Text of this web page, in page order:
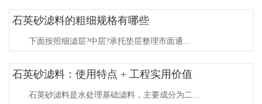
石英砂滤料的粗细规格有哪些
下面按照细滤层?中层?承托垫层整理市面通...
石英砂滤料：使用特点 + 工程实用价值
石英砂滤料是水处理基础滤料，主要成分为二...